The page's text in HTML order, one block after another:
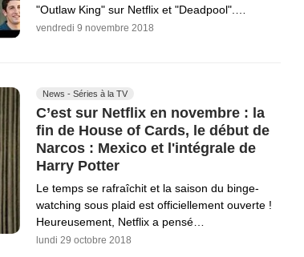
"Outlaw King" sur Netflix et "Deadpool".…
vendredi 9 novembre 2018
News - Séries à la TV
C’est sur Netflix en novembre : la
fin de House of Cards, le début de
Narcos : Mexico et l'intégrale de
Harry Potter
Le temps se rafraîchit et la saison du binge-
watching sous plaid est officiellement ouverte !
Heureusement, Netflix a pensé…
lundi 29 octobre 2018